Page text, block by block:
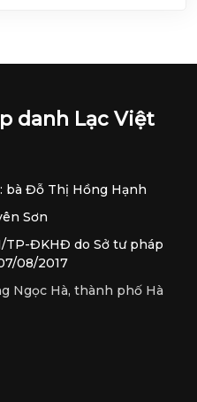
danh Lạc Việt
bà Đỗ Thị Hồng Hạnh
Sơn
TP-ĐKHĐ do Sở tư pháp
08/2017
Ngọc Hà, thành phố Hà